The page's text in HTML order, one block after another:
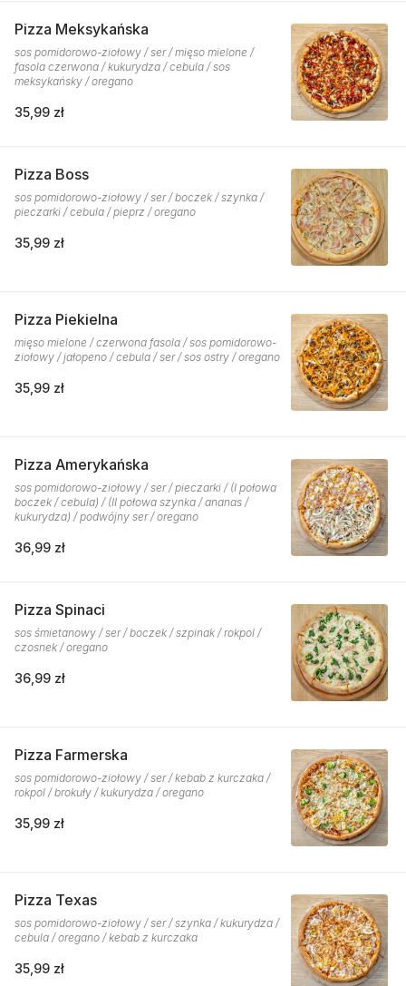
Pizza Meksykańska
sos pomidorowo-ziołowy / ser / mięso mielone /
fasola czerwona / kukurydza / cebula / sos
meksykańsky / oregano
35,99 zł
Pizza Boss
sos pomidorowo-ziołowy / ser / boczek / szynka /
pieczarki / cebula / pieprz / oregano
35,99 zł
Pizza Piekielna
mięso mielone / czerwona fasola / sos pomidorowo-
ziołowy / jałopeno / cebula / ser / sos ostry / oregano
35,99 zł
Pizza Amerykańska
sos pomidorowo-ziołowy / ser / pieczarki / (I połowa
boczek / cebula) / (II połowa szynka / ananas /
kukurydza) / podwójny ser / oregano
36,99 zł
Pizza Spinaci
sos śmietanowy / ser / boczek / szpinak / rokpol /
czosnek / oregano
36,99 zł
Pizza Farmerska
sos pomidorowo-ziołowy / ser / kebab z kurczaka /
rokpol / brokuły / kukurydza / oregano
35,99 zł
Pizza Texas
sos pomidorowo-ziołowy / ser / szynka / kukurydza /
cebula / oregano / kebab z kurczaka
35,99 zł